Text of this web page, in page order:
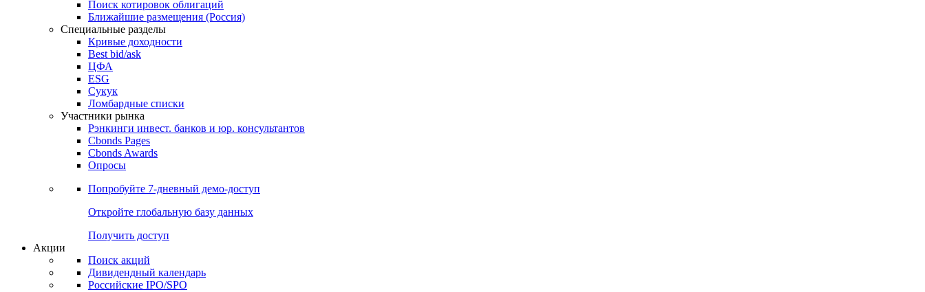
Поиск котировок облигаций
Ближайшие размещения (Россия)
Специальные разделы
Кривые доходности
Best bid/ask
ЦФА
ESG
Сукук
Ломбардные списки
Участники рынка
Рэнкинги инвест. банков и юр. консультантов
Cbonds Pages
Cbonds Awards
Опросы
Попробуйте 7-дневный демо-доступ
Откройте глобальную базу данных
Получить доступ
Акции
Поиск акций
Дивидендный календарь
Российские IPO/SPO